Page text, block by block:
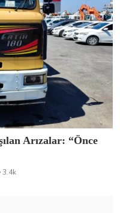
Arızalar: “Önce
3.4k